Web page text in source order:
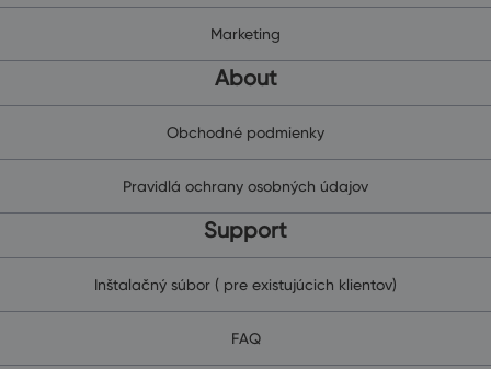
Marketing
About
Obchodné podmienky
Pravidlá ochrany osobných údajov
Support
Inštalačný súbor ( pre existujúcich klientov)
FAQ